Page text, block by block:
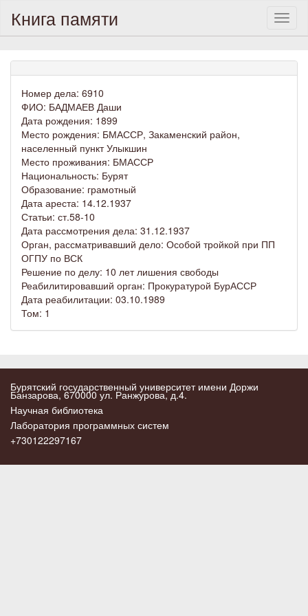
Книга памяти
Номер дела: 6910
ФИО: БАДМАЕВ Даши
Дата рождения: 1899
Место рождения: БМАССР, Закаменский район,
населенный пункт Улыкшин
Место проживания: БМАССР
Национальность: Бурят
Образование: грамотный
Дата ареста: 14.12.1937
Статьи: ст.58-10
Дата рассмотрения дела: 31.12.1937
Орган, рассматривавший дело: Особой тройкой при ПП
ОГПУ по ВСК
Решение по делу: 10 лет лишения свободы
Реабилитировавший орган: Прокуратурой БурАССР
Дата реабилитации: 03.10.1989
Том: 1
Бурятский государственный университет имени Доржи
Банзарова, 670000 ул. Ранжурова, д.4.
Научная библиотека
Лаборатория программных систем
+730122297167